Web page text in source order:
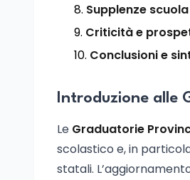
Supplenze
Criticità e
Conclusioni e
Introduzione alle
Le Graduatorie
scolastico e, in
statali.